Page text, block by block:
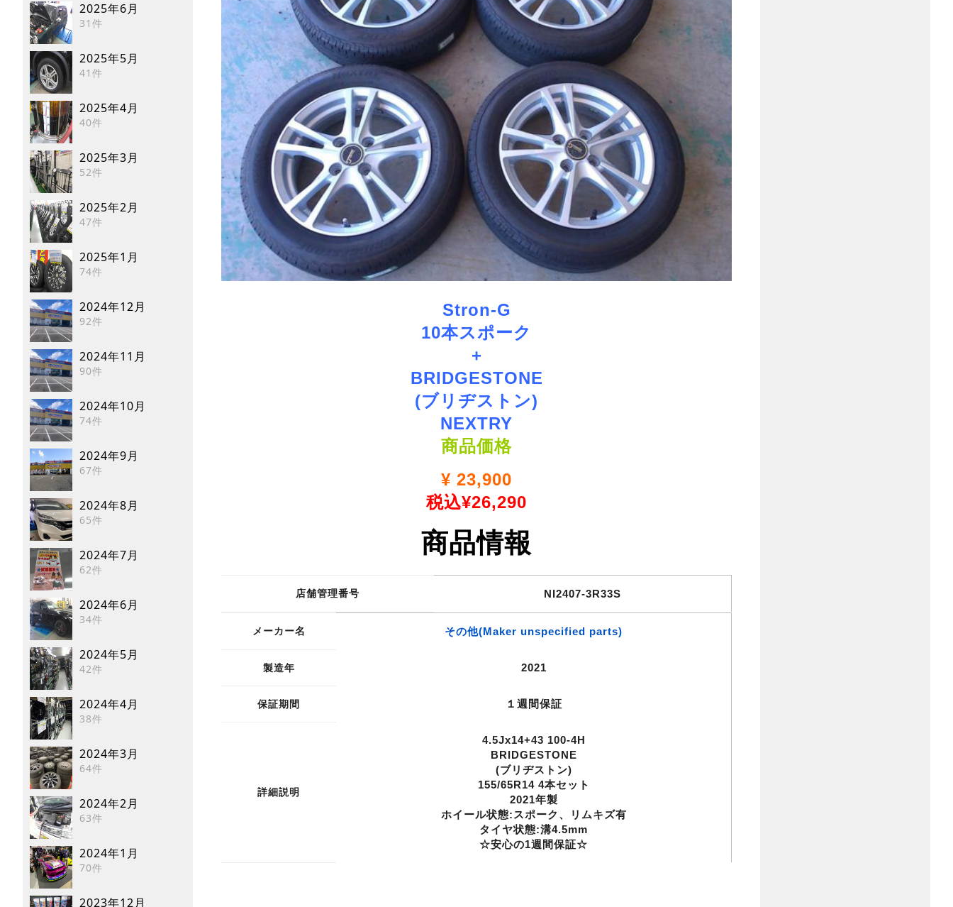
2025年6月
31件
2025年5月
41件
2025年4月
40件
2025年3月
52件
2025年2月
47件
2025年1月
74件
2024年12月
92件
2024年11月
90件
2024年10月
74件
2024年9月
67件
2024年8月
65件
2024年7月
62件
2024年6月
34件
2024年5月
42件
2024年4月
38件
2024年3月
64件
2024年2月
63件
2024年1月
70件
2023年12月
Stron-G
10本スポーク
+
BRIDGESTONE
(ブリヂストン)
NEXTRY
商品価格
¥ 23,900
税込¥26,290
商品情報
店舗管理番号 NI2407-3R33S
メーカー名 その他(Maker unspecified parts)
製造年 2021
保証期間 １週間保証
詳細説明
4.5Jx14+43 100-4H
BRIDGESTONE
(ブリヂストン)
155/65R14 4本セット
2021年製
ホイール状態:スポーク、リムキズ有
タイヤ状態:溝4.5mm
☆安心の1週間保証☆